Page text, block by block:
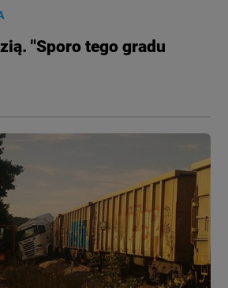
"Sporo tego gradu